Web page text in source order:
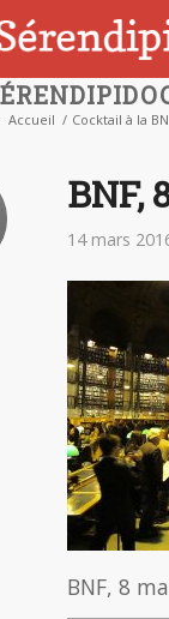
Accueil / Cocktail à la
BNF,
14 mars
BNF, 8